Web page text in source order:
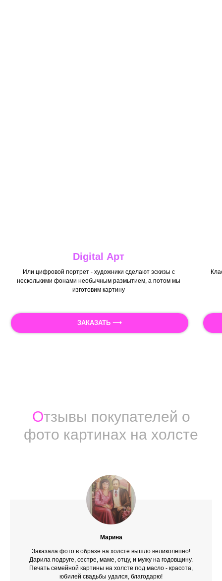
Digital Арт
Или цифровой портрет - художники сделают эскизы с
несколькими фонами необычным размытием, а потом мы
изготовим картину
ЗАКАЗАТЬ ⟶
Отзывы покупателей о
фото картинах на холсте
Марина
Заказала фото в образе на холсте вышло великолепно!
Дарила подруге, сестре, маме, отцу, и мужу на годовщину.
Печать семейной картины на холсте под масло - красота,
юбилей свадьбы удался, благодарю!